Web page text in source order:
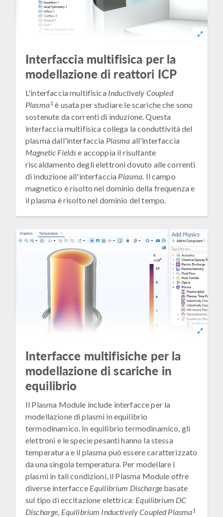
Interfaccia multifisica per la
modellazione di reattori ICP
L'interfaccia multifisica Inductively Coupled
Plasma1 è usata per studiare le scariche che sono
sostenute da correnti di induzione. Questa
interfaccia multifisica collega la conduttività del
plasma dall'interfaccia Plasma all'interfaccia
Magnetic Fieldse accoppia il risultante
riscaldamento degli elettroni dovuto alle correnti
di induzione all'interfaccia Plasma. Il campo
magnetico è risolto nel dominio della frequenza e
il plasma è risolto nel dominio del tempo.
Interfacce multifisiche per la
modellazione di scariche in
equilibrio
Il Plasma Module include interfacce per la
modellazione di plasmi in equilibrio
termodinamico. In equilibrio termodinamico, gli
elettroni e le specie pesanti hanno la stessa
temperatura e il plasma può essere caratterizzato
da una singola temperatura. Per modellare i
plasmi in tali condizioni, il Plasma Module offre
diverse interfacce Equilibrium Discharge basate
sul tipo di eccitazione elettrica: Equilibrium DC
Discharge, Equilibrium Inductively Coupled Plasma1